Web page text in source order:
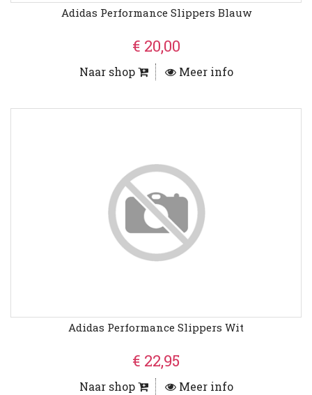
Adidas Performance Slippers Blauw
€ 20,00
Naar shop Meer info
Adidas Performance Slippers Wit
€ 22,95
Naar shop Meer info